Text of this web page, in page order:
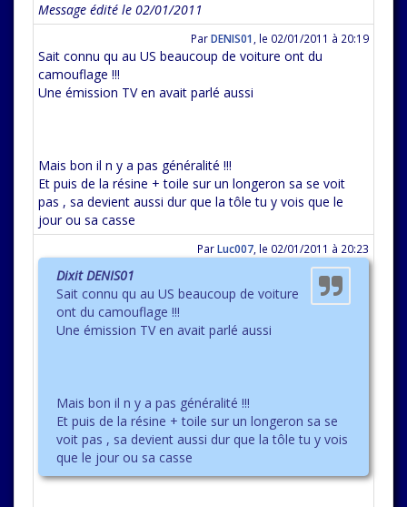
Message édité le 02/01/2011
ParDENIS01 le 02/01/2011 à 20:19
Sait connu qu au US beaucoup de voiture ont du
camouflage !!!
Une émission TV en avait parlé aussi
Mais bon il n y a pas généralité !!!
Et puis de la résine + toile sur un longeron sa se voit
pas , sa devient aussi dur que la tôle tu y vois que le
jour ou sa casse
ParLuc007 le 02/01/2011 à 20:23
Dixit DENIS01
Sait connu qu au US beaucoup de voiture
ont du camouflage !!!
Une émission TV en avait parlé aussi
Mais bon il n y a pas généralité !!!
Et puis de la résine + toile sur un longeron sa se
voit pas , sa devient aussi dur que la tôle tu y vois
que le jour ou sa casse